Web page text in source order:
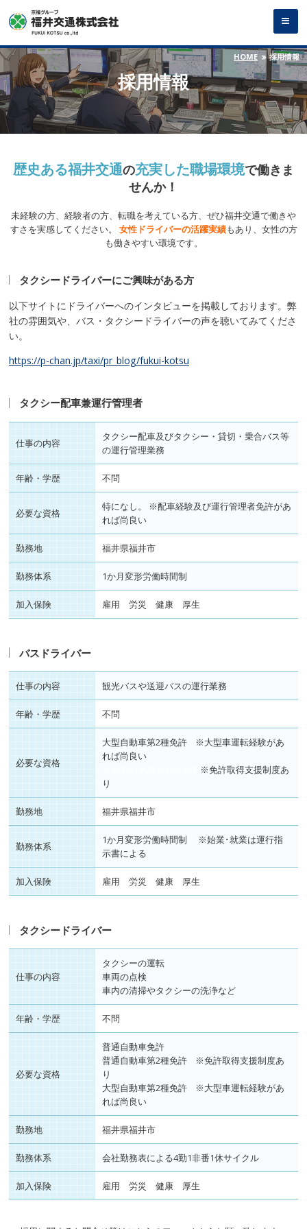
採用情報
HOME 採用情報
歴史ある福井交通の充実した職場環境で働きま
せんか！
未経験の方、経験者の方、転職を考えている方、ぜひ福井交通で働きや
すさを実感してください。
女性ドライバーの活躍実績もあり、女性の方
も働きやすい環境です。
タクシードライバーにご興味がある方
以下サイトにドライバーへのインタビューを掲載しております。弊
社の雰囲気や、バス・タクシードライバーの声を聴いてみてくださ
い。
https://p-chan.jp/taxi/pr_blog/fukui-kotsu
タクシー配車兼運行管理者
仕事の内容
タクシー配車及びタクシー・貸切・乗合バス等
の運行管理業務
年齢・学歴 不問
必要な資格
特になし。 ※配車経験及び運行管理者免許があ
れば尚良い
勤務地 福井県福井市
勤務体系 1か月変形労働時間制
加入保険 雇用 労災 健康 厚生
バスドライバー
仕事の内容 観光バスや送迎バスの運行業務
年齢・学歴 不問
必要な資格
大型自動車第2種免許 ※大型車運転経験があ
れば尚良い
※免許取得支援制度あ
り
勤務地 福井県福井市
勤務体系
1か月変形労働時間制 ※始業･就業は運行指
示書による
加入保険 雇用 労災 健康 厚生
タクシードライバー
仕事の内容
タクシーの運転
車両の点検
車内の清掃やタクシーの洗浄など
年齢・学歴 不問
必要な資格
普通自動車免許
普通自動車第2種免許 ※免許取得支援制度あ
り
大型自動車第2種免許 ※大型車運転経験があ
れば尚良い
勤務地 福井県福井市
勤務体系 会社勤務表による4勤1非番1休サイクル
加入保険 雇用 労災 健康 厚生